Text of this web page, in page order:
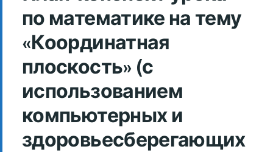
по математике на тему
«Координатная
плоскость» (с
использованием
компьютерных и
здоровьесберегающих